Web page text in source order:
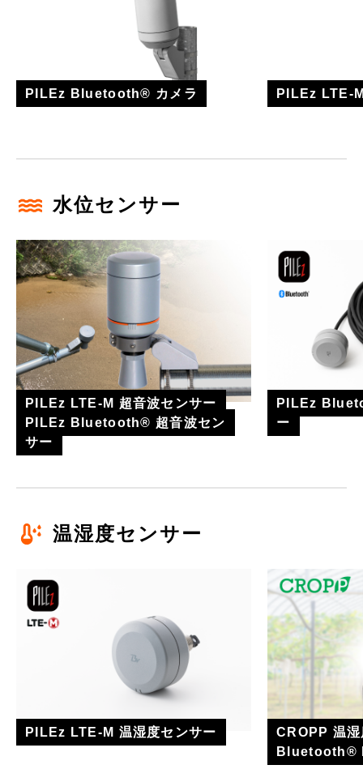
PILEz Bluetooth® カメラ PILEz LTE-
水位センサー
PILEz LTE-M 超音波センサー
PILEz Bluetooth® 超音波セン
サー
PILEz
ー
温湿度センサー
PILEz LTE-M 温湿度センサー
CROPP 温
Bluetooth®